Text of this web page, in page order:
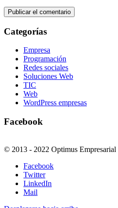
Categorías
Empresa
Programación
Redes sociales
Soluciones Web
TIC
Web
WordPress empresas
Facebook
© 2013 - 2022 Optimus Empresarial
Facebook
Twitter
LinkedIn
Mail